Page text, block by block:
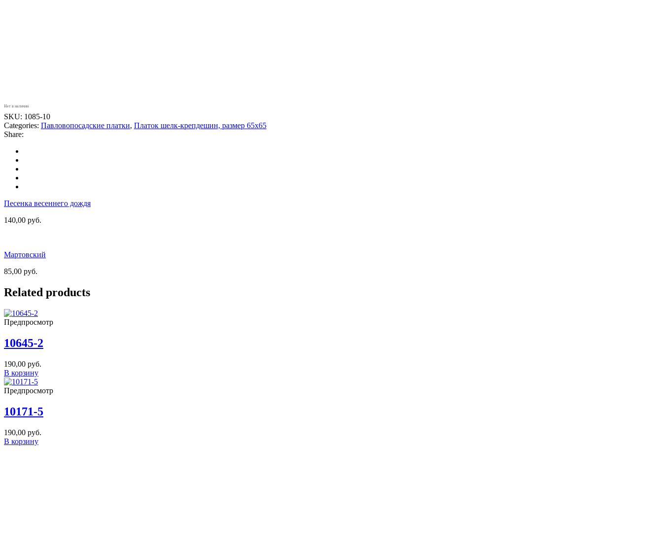
Нет в наличии
SKU: 1085-10
Categories: Павловопосадские платки, Платок шелк-крепдешин, размер 65x65
Share:
Песенка весеннего дождя
140,00 руб.
Мартовский
85,00 руб.
Related products
Предпросмотр
10645-2
190,00 руб.
В корзину
Предпросмотр
10171-5
190,00 руб.
В корзину